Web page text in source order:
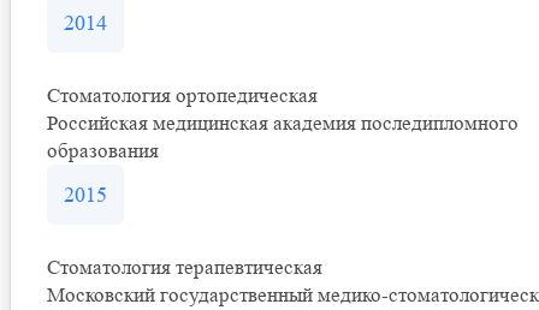
2014
Стоматология ортопедическая
Российская медицинская академия последипломного
образования
2015
Стоматология терапевтическая
Московский государственный медико-